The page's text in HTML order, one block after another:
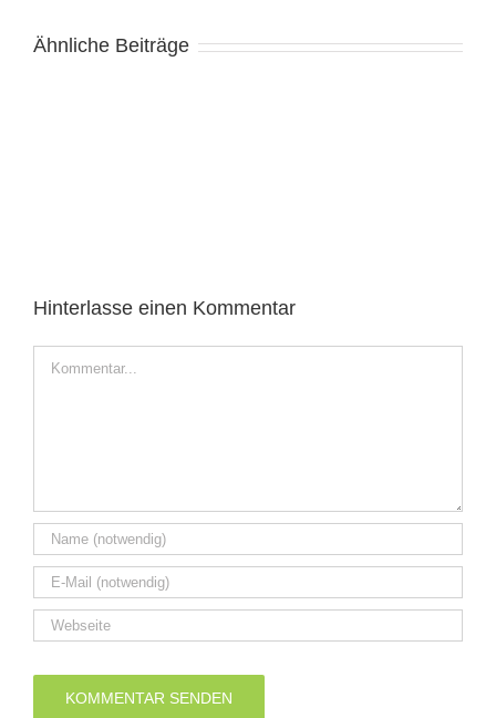
Ähnliche Beiträge
Hinterlasse einen Kommentar